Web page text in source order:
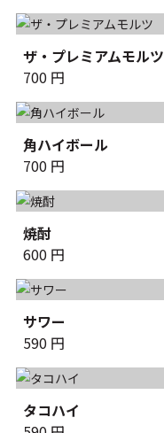
ザ・プレミアムモルツ
700 円
角ハイボール
700 円
焼酎
600 円
サワー
590 円
タコハイ